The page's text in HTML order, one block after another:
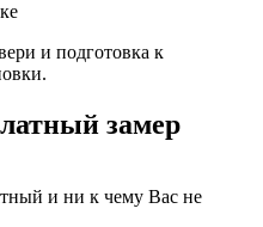
и подготовка к
замер
и ни к чему Вас не